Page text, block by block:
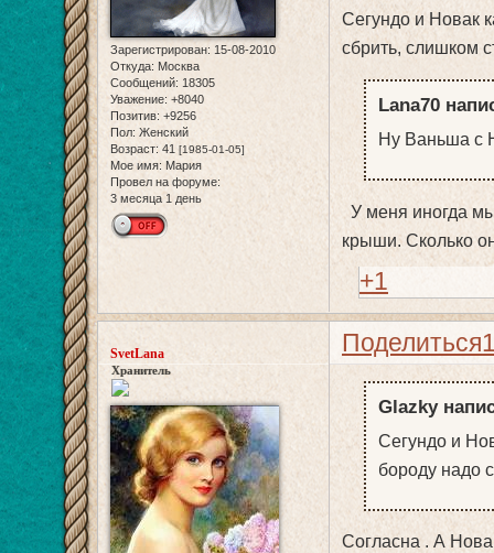
Зарегистрирован: 15-08-2010
Откуда: Москва
Сообщений: 18305
Уважение: +8040
Позитив: +9256
Пол: Женский
Возраст: 41 [1985-01-05]
Мое имя: Мария
Провел на форуме:
3 месяца 1 день
Сегундо и Новак
сбрить, слишком
Lana70
Ну Ваньша с
У меня иногда
крыши. Сколько
+1
Поделиться
SvetLana
Хранитель
Glazky
Сегундо и
бороду надо
Согласна . А